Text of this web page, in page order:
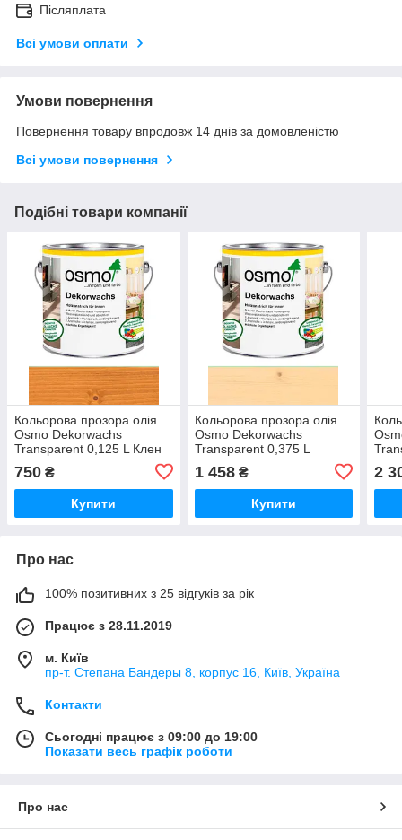
Післяплата
Всі умови оплати
Умови повернення
Повернення товару впродовж 14 днів за домовленістю
Всі умови повернення
Подібні товари компанії
Кольорова прозора олія
Osmo Dekorwachs
Transparent 0,125 L Клен
750 ₴
Купити
Кольорова прозора олія
Osmo Dekorwachs
Transparent 0,375 L
(4006850102815)
1 458₴
Купити
2
Про нас
100% позитивних з 25 відгуків за рік
Працює з 28.11.2019
м. Київ
пр-т. Степана Бандеры 8, корпус 16, Київ, Україна
Контакти
Сьогодні працює з 09:00 до 19:00
Показати весь графік роботи
Про нас